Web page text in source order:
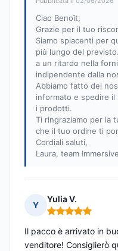
Ciao Benoît,
Grazie per il tuo
Siamo spiacenti per
più lungo del
a un ritardo nella
indipendente dalla
Abbiamo fatto del
informato e spedire
i prodotti.
Ti ringraziamo per la
che il tuo ordine ti
Cordiali saluti,
Laura, team
Y
Yulia V.
Nota: 5 su 5
Il pacco è arrivato in
venditore! Consiglierò